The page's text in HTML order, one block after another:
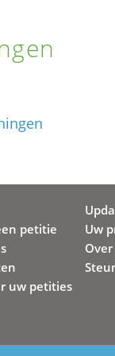
petitie
uw petities
Uw